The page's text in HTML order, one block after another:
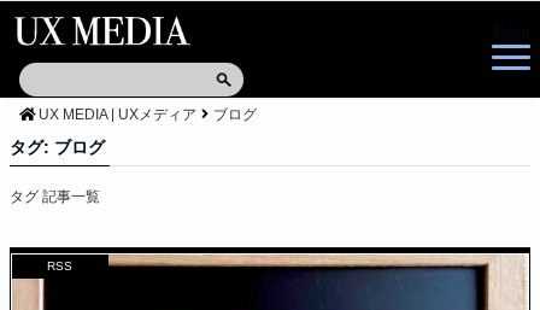
UX MEDIA | UXメディア ブログ
タグ: ブログ
タグ 記事一覧
RSS